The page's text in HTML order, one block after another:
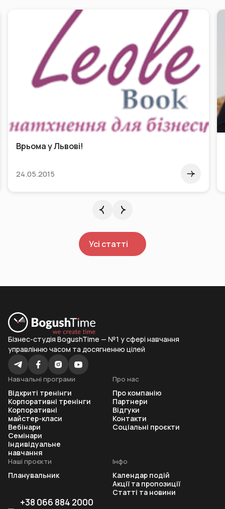
Врьома у Львові!
24.05.2015
Усі статті
Бізнес-студія BogushTime — №1 у сфері навчання
управлінню часом та досягненню цілей
Навчальні програми
Відкриті тренінги
Корпоративні тренінги
Корпоративні
майстер-класи
Вебінари
Семінари
Індивідуальне
навчання
Наші проєкти
Планувальник
Інфо
Календар подій
Акції та пропозиції
Статті та новини
Про нас
Про компанію
Партнери
Відгуки
Контакти
Соціальні проєкти
+38 066 884 2000